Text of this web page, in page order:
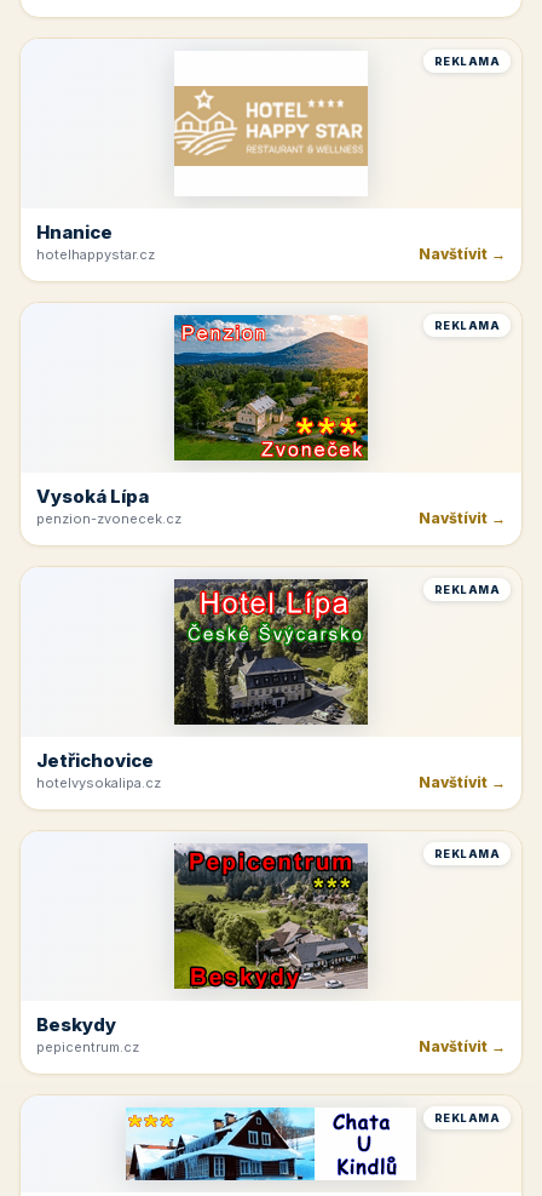
REKLAMA
Hnanice
hotelhappystar.cz Navštívit →
REKLAMA
Vysoká Lípa
penzion-zvonecek.cz Navštívit →
REKLAMA
Jetřichovice
hotelvysokalipa.cz Navštívit →
REKLAMA
Beskydy
pepicentrum.cz Navštívit →
REKLAMA